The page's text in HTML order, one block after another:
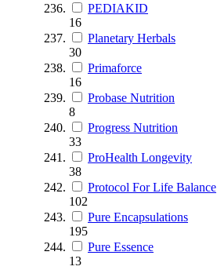
PEDIAKID
16
Planetary Herbals
30
Primaforce
16
Probase Nutrition
8
Progress Nutrition
33
ProHealth Longevity
38
Protocol For Life Balance
102
Pure Encapsulations
195
Pure Essence
13